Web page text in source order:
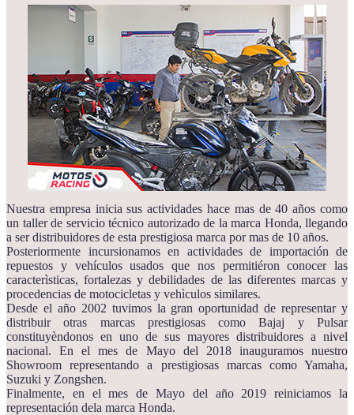
Nuestra empresa inicia sus actividades hace mas de 40 años como
un taller de servicio técnico autorizado de la marca Honda, llegando
a ser distribuidores de esta prestigiosa marca por mas de 10 años.
Posteriormente incursionamos en actividades de importación de
repuestos y vehículos usados que nos permitiéron conocer las
caracterìsticas, fortalezas y debilidades de las diferentes marcas y
procedencias de motocicletas y vehìculos similares.
Desde el año 2002 tuvimos la gran oportunidad de representar y
distribuir otras marcas prestigiosas como Bajaj y Pulsar
constituyèndonos en uno de sus mayores distribuidores a nivel
nacional. En el mes de Mayo del 2018 inauguramos nuestro
Showroom representando a prestigiosas marcas como Yamaha,
Suzuki y Zongshen.
Finalmente, en el mes de Mayo del año 2019 reiniciamos la
representación dela marca Honda.